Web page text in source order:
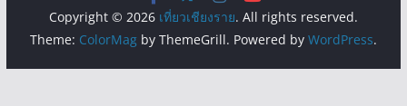
Copyright © 2026 เที่ยวเชียงราย. All rights reserved.
Theme: ColorMagby ThemeGrill. Powered by WordPress.